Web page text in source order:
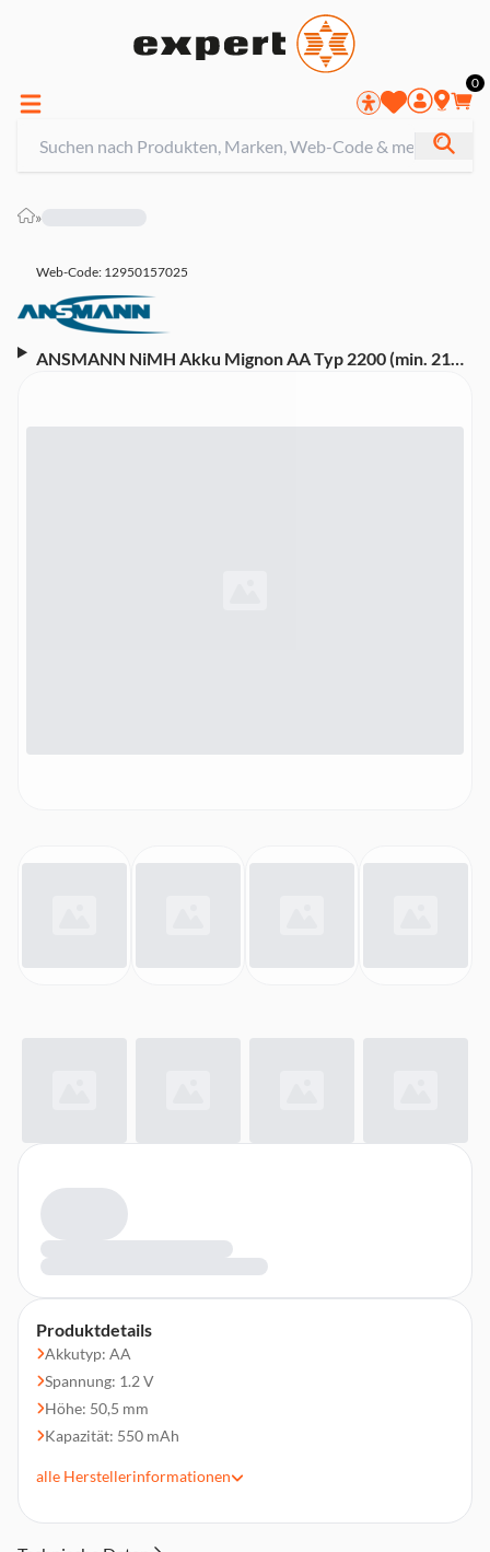
0
»
Web-Code: 12950157025
ANSMANN NiMH Akku Mignon AA Typ 2200 (min. 2100
Produktdetails
Akkutyp: AA
Spannung: 1.2 V
Höhe: 50,5 mm
Kapazität: 550 mAh
alle Herstellerinformationen